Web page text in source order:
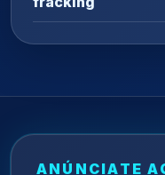
ANÚNCIATE